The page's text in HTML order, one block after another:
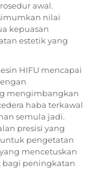
awal.
nilai
kepuasan
estetik yang
HIFU mencapai
mengimbangkan
haba terkawal
semula jadi.
presisi yang
pengetatan
mencetuskan
bagi peningkatan